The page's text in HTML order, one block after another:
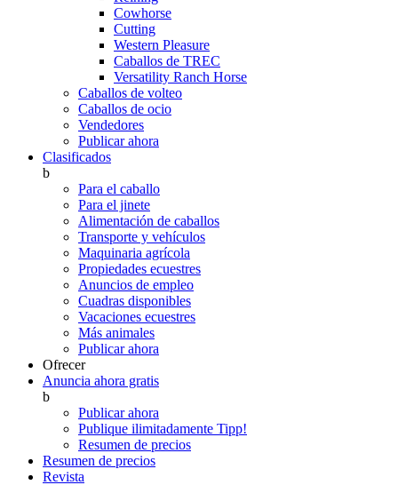
Cowhorse
Cutting
Western Pleasure
Caballos de TREC
Versatility Ranch Horse
Caballos de volteo
Caballos de ocio
Vendedores
Publicar ahora
Clasificados
b
Para el caballo
Para el jinete
Alimentación de caballos
Transporte y vehículos
Maquinaria agrícola
Propiedades ecuestres
Anuncios de empleo
Cuadras disponibles
Vacaciones ecuestres
Más animales
Publicar ahora
Ofrecer
Anuncia ahora gratis
b
Publicar ahora
Publique ilimitadamente Tipp!
Resumen de precios
Resumen de precios
Revista